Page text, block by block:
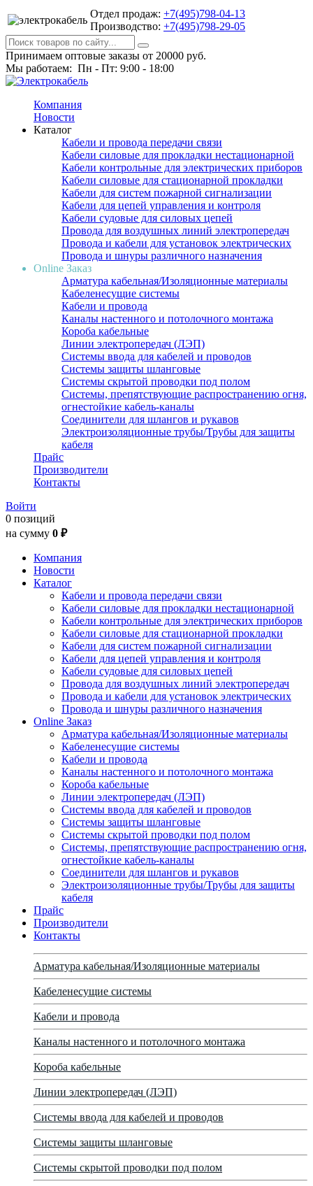
Отдел продаж: +7(495)798-04-13
Производство: +7(495)798-29-05
Принимаем оптовые заказы от 20000 руб.
Мы работаем: Пн - Пт: 9:00 - 18:00
Компания
Новости
Каталог
Кабели и провода передачи связи
Кабели силовые для прокладки нестационарной
Кабели контрольные для электрических приборов
Кабели силовые для стационарной прокладки
Кабели для систем пожарной сигнализации
Кабели для цепей управления и контроля
Кабели судовые для силовых цепей
Провода для воздушных линий электропередач
Провода и кабели для установок электрических
Провода и шнуры различного назначения
Online Заказ
Арматура кабельная/Изоляционные материалы
Кабеленесущие системы
Кабели и провода
Каналы настенного и потолочного монтажа
Короба кабельные
Линии электропередач (ЛЭП)
Системы ввода для кабелей и проводов
Системы защиты шланговые
Системы скрытой проводки под полом
Системы, препятствующие распространению огня,
огнестойкие кабель-каналы
Соединители для шлангов и рукавов
Электроизоляционные трубы/Трубы для защиты
кабеля
Прайс
Производители
Контакты
Войти
0 позиций
на сумму 0 ₽
Компания
Новости
Каталог
Кабели и провода передачи связи
Кабели силовые для прокладки нестационарной
Кабели контрольные для электрических приборов
Кабели силовые для стационарной прокладки
Кабели для систем пожарной сигнализации
Кабели для цепей управления и контроля
Кабели судовые для силовых цепей
Провода для воздушных линий электропередач
Провода и кабели для установок электрических
Провода и шнуры различного назначения
Online Заказ
Арматура кабельная/Изоляционные материалы
Кабеленесущие системы
Кабели и провода
Каналы настенного и потолочного монтажа
Короба кабельные
Линии электропередач (ЛЭП)
Системы ввода для кабелей и проводов
Системы защиты шланговые
Системы скрытой проводки под полом
Системы, препятствующие распространению огня,
огнестойкие кабель-каналы
Соединители для шлангов и рукавов
Электроизоляционные трубы/Трубы для защиты
кабеля
Прайс
Производители
Контакты
Арматура кабельная/Изоляционные материалы
Кабеленесущие системы
Кабели и провода
Каналы настенного и потолочного монтажа
Короба кабельные
Линии электропередач (ЛЭП)
Системы ввода для кабелей и проводов
Системы защиты шланговые
Системы скрытой проводки под полом